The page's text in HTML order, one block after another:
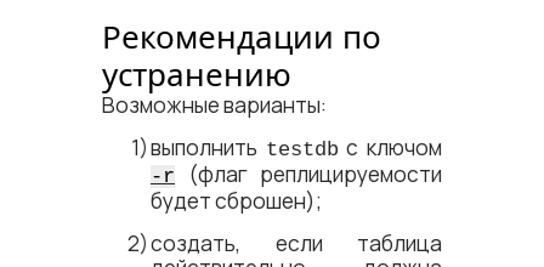
Рекомендации по
устранению
Возможные варианты:
выполнить testdb с ключом
-r
(флаг реплицируемости
будет сброшен);
создать, если таблица